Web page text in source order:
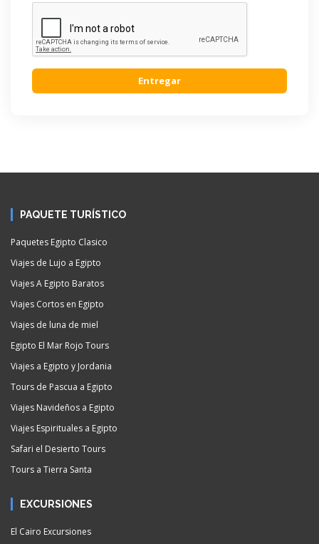
Entregar
PAQUETE TURÍSTICO
Paquetes Egipto Clasico
Viajes de Lujo a Egipto
Viajes A Egipto Baratos
Viajes Cortos en Egipto
Viajes de luna de miel
Egipto El Mar Rojo Tours
Viajes a Egipto y Jordania
Tours de Pascua a Egipto
Viajes Navideños a Egipto
Viajes Espirituales a Egipto
Safari el Desierto Tours
Tours a Tierra Santa
EXCURSIONES
El Cairo Excursiones